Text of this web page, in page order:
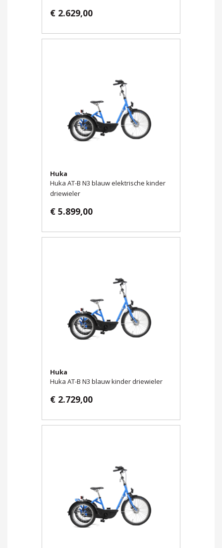
€ 2.629,00
Huka
Huka AT-B N3 blauw elektrische kinder
driewieler
€ 5.899,00
Huka
Huka AT-B N3 blauw kinder driewieler
€ 2.729,00